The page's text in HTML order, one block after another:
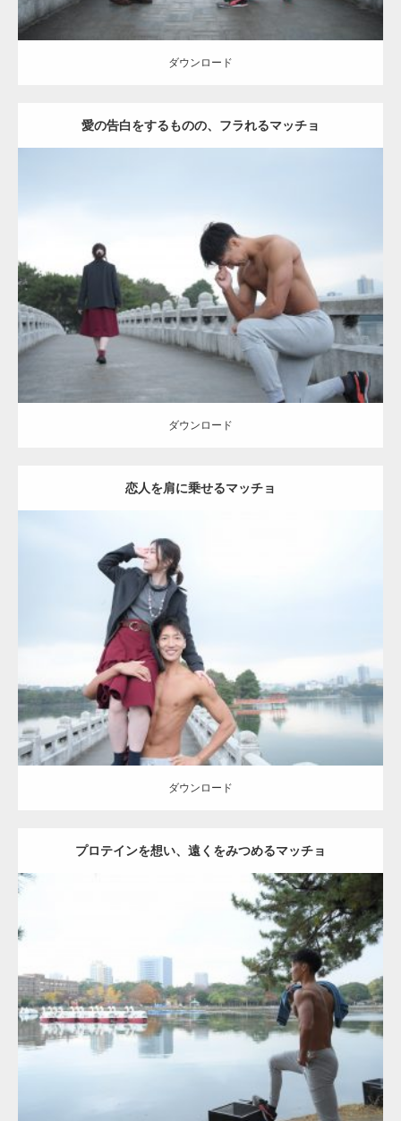
ダウンロード
愛の告白をするものの、フラれるマッチョ
2021.07.8
公園のマッチョ AKIHITO(細マッチョ)
肩
ダウンロード
ダウンロード
恋人を肩に乗せるマッチョ
Update:
Category:公園のマッチョ その他
ダウンロード
ダウンロード
プロテインを想い、遠くをみつめるマッチョ
Update: 2021.07.6
Category:公園のマッチョ その他 AKIHITO(細マッチョ) 肩
ダウンロード
【YouTube】マッチョフリー素材メンバーが